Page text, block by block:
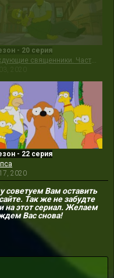
- 20 серия
Враждующие священники. Часть 2
2020
- 22 серия
2020
Вам оставить
Так же не забудте
на этот сериал. Желаем
Вас снова!